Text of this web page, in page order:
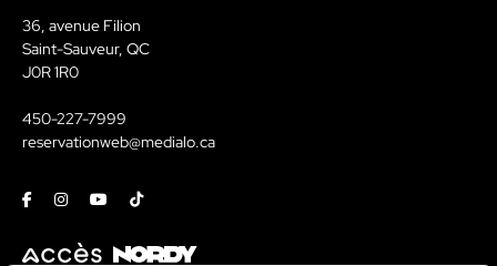
36, avenue Filion
Saint-Sauveur, QC
J0R 1R0
450-227-7999
reservationweb@medialo.ca
FacebookInstagramYoutubeTiktok